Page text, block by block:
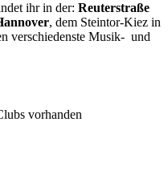
ihr in der: Reuterstraße
, dem Steintor-Kiez in
verschiedenste Musik- und
vorhanden